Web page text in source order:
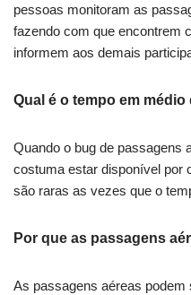
pessoas monitoram as
fazendo com que encontrem
informem aos demais
Qual é o tempo em
Quando o bug de passagens
costuma estar disponível por
são raras as vezes que o
Por que as passagens
As passagens aéreas